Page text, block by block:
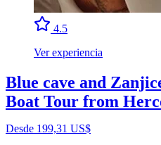
4.5
Ver experiencia
Blue cave and
Boat Tour from
Desde 199,31 US$